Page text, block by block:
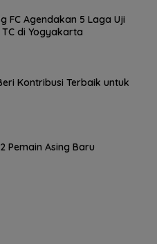
FC Agendakan 5 Laga Uji
di Yogyakarta
Kontribusi Terbaik untuk
Pemain Asing Baru